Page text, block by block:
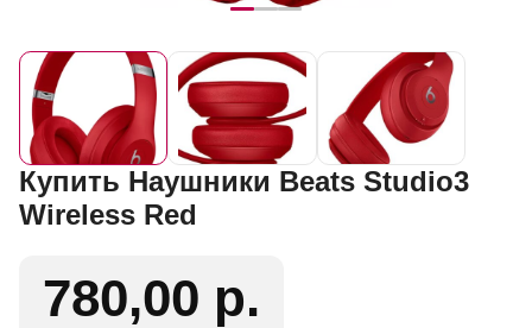
Купить Наушники Beats Studio3
Wireless Red
780,00 р.